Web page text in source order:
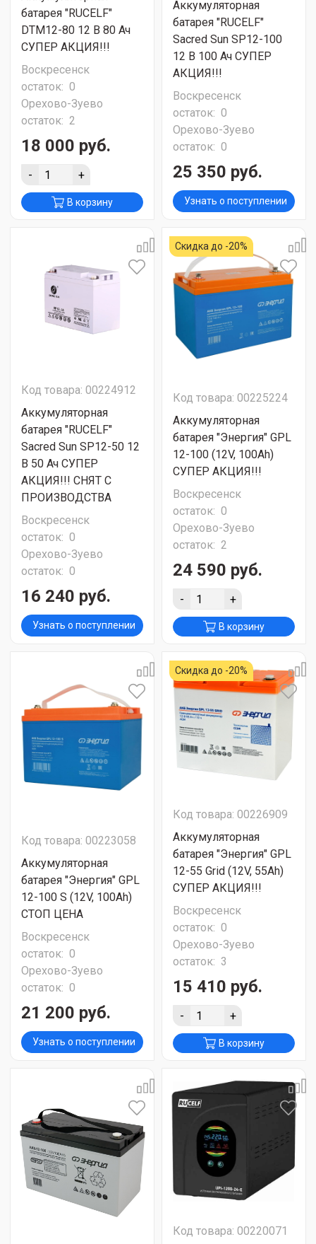
батарея "RUCELF"
DTM12-80 12 В 80 Ач
СУПЕР АКЦИЯ!!!
Воскресенск
остаток: 0
Орехово-Зуево
остаток: 2
18 000 руб.
- +
В корзину
Аккумуляторная
батарея "RUCELF"
Sacred Sun SP12-100
12 В 100 Ач СУПЕР
АКЦИЯ!!!
Воскресенск
остаток: 0
Орехово-Зуево
остаток: 0
25 350 руб.
Узнать о поступлении
Код товара: 00224912
Аккумуляторная
батарея "RUCELF"
Sacred Sun SP12-50 12
В 50 Ач СУПЕР
АКЦИЯ!!! СНЯТ С
ПРОИЗВОДСТВА
Воскресенск
остаток: 0
Орехово-Зуево
остаток: 0
16 240 руб.
Узнать о поступлении
Скидка до -20%
Код товара: 00225224
Аккумуляторная
батарея "Энергия" GPL
12-100 (12V, 100Ah)
СУПЕР АКЦИЯ!!!
Воскресенск
остаток: 0
Орехово-Зуево
остаток: 2
24 590 руб.
- +
В корзину
Код товара: 00223058
Аккумуляторная
батарея "Энергия" GPL
12-100 S (12V, 100Ah)
СТОП ЦЕНА
Воскресенск
остаток: 0
Орехово-Зуево
остаток: 0
21 200 руб.
Узнать о поступлении
Скидка до -20%
Код товара: 00226909
Аккумуляторная
батарея "Энергия" GPL
12-55 Grid (12V, 55Ah)
СУПЕР АКЦИЯ!!!
Воскресенск
остаток: 0
Орехово-Зуево
остаток: 3
15 410 руб.
- +
В корзину
Код товара: 00220071